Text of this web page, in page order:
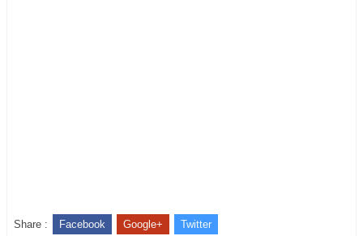
Share : Facebook Google+ Twitter